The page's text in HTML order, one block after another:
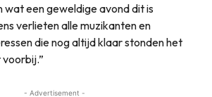
wat een geweldige avond dit is
verlieten alle muzikanten en
die nog altijd klaar stonden het
- Advertisement -